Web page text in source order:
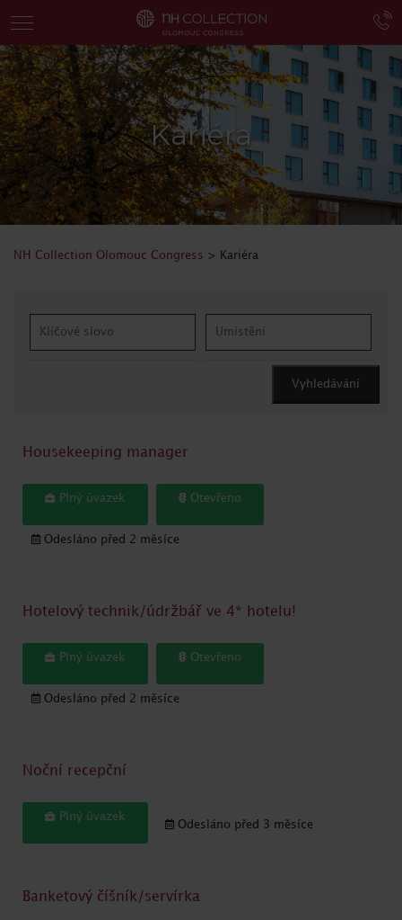
Kariéra
NH Collection Olomouc Congress > Kariéra
Housekeeping manager
Plný úvazek Otevřeno
Odesláno před 2 měsíce
Hotelový technik/údržbář ve 4* hotelu!
Plný úvazek Otevřeno
Odesláno před 2 měsíce
Noční recepční
Plný úvazek
Odesláno před 3 měsíce
Banketový číšník/servírka